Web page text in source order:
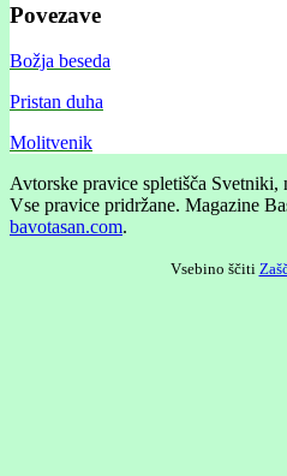
Povezave
Božja beseda
Pristan duha
Molitvenik
Avtorske pravice spletišča
Vse pravice pridržane. Magazine
bavotasan.com.
Vsebino ščiti